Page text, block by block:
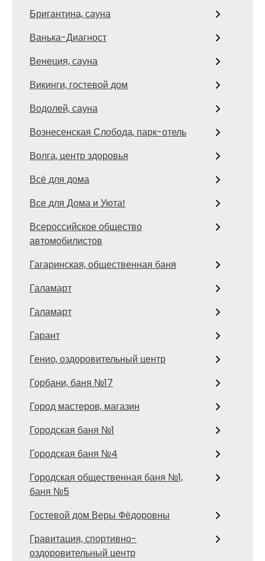
Бригантина, сауна
Ванька-Диагност
Венеция, сауна
Викинги, гостевой дом
Водолей, сауна
Вознесенская Слобода, парк-отель
Волга, центр здоровья
Всё для дома
Все для Дома и Уюта!
Всероссийское общество
автомобилистов
Гагаринская, общественная баня
Галамарт
Галамарт
Гарант
Генио, оздоровительный центр
Горбани, баня №17
Город мастеров, магазин
Городская баня №1
Городская баня №4
Городская общественная баня №1,
баня №5
Гостевой дом Веры Фёдоровны
Гравитация, спортивно-
оздоровительный центр